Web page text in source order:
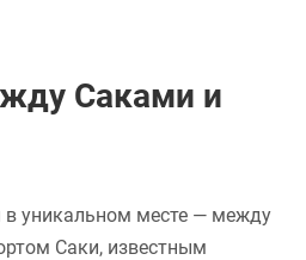
Саками и
уникальном месте — между
Саки, известным